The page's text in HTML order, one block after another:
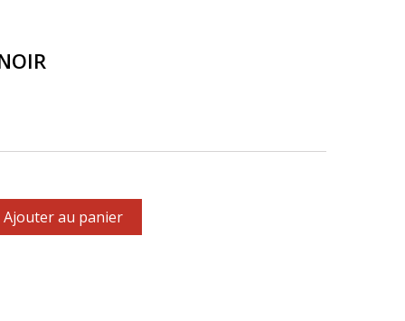
Ajouter au panier